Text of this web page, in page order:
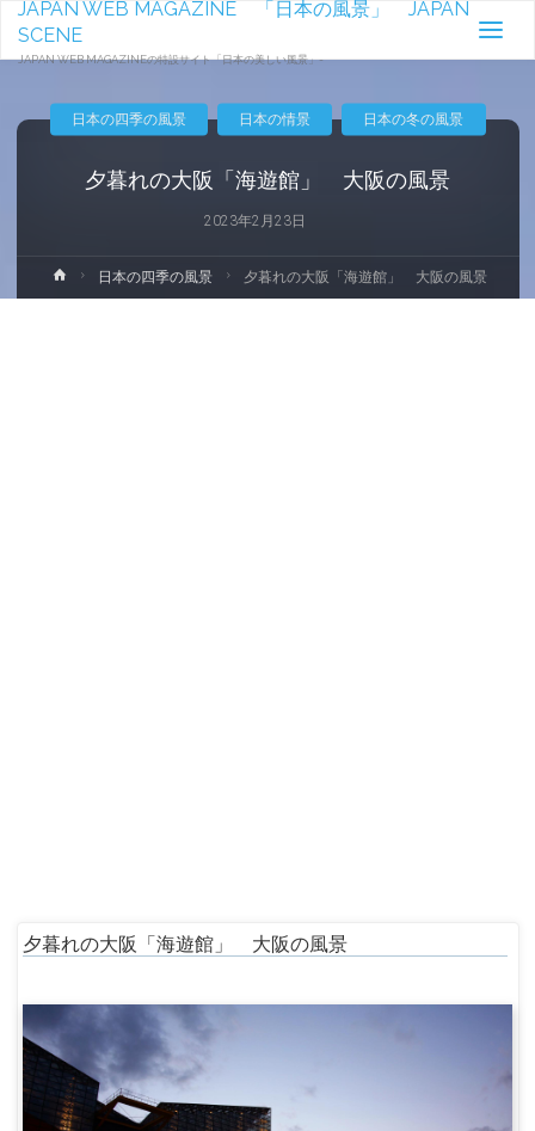
JAPAN WEB MAGAZINE 「日本の風景」 JAPAN
SCENE
JAPAN WEB MAGAZINEの特設サイト「日本の美しい風景」-
夕暮れの大阪「海遊館」 大阪の風景
2023年2月23日
日本の四季の風景 日本の情景 日本の冬の風景
ホ
ー
日本の四季の風景 夕暮れの大阪「海遊館」 大阪の風景
夕暮れの大阪「海遊館」 大阪の風景